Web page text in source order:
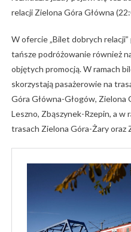
relacji Zielona Góra Główna
W ofercie „Bilet dobrych
tańsze podróżowanie również
objętych promocją. W ramach
skorzystają pasażerowie na
Góra Główna-Głogów, Zielona
Leszno, Zbąszynek-Rzepin, a w
trasach Zielona Góra-Żary oraz